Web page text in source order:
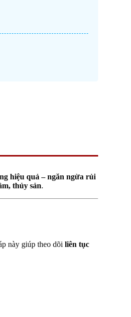
hiệu quả – ngăn ngừa rủi
thủy sản.
này giúp theo dõi liên tục